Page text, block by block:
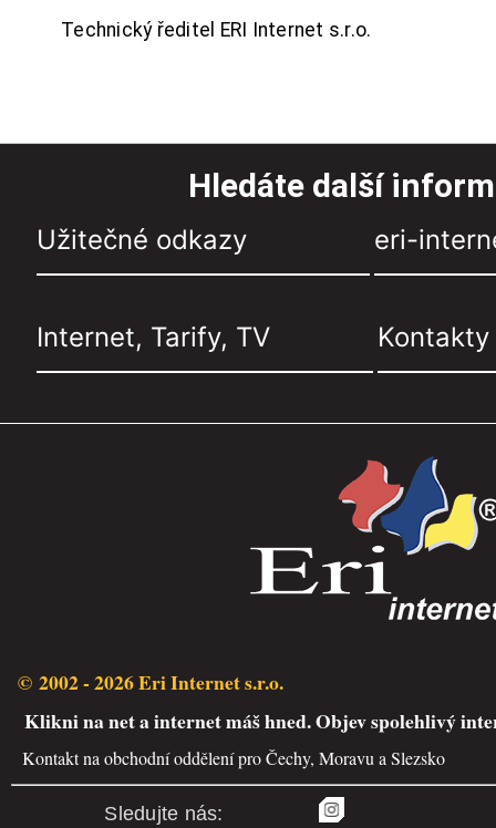
Technický ředitel ERI Internet s.r.o.
Hledáte další
Užitečné odkazy eri-
Internet, Tarify, TV Kontakty
© 2002 - 2026 Eri Internet s.r.o.
Klikni na net a internet máš hned. Objev spolehlivý
Kontakt na obchodní oddělení pro Čechy, Moravu a Slezsko
Sledujte nás: